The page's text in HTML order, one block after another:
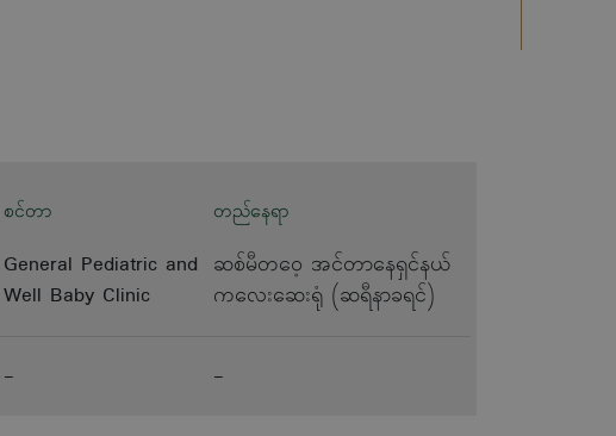
စင်တာ တည်နေရာ
General Pediatric and
Well Baby Clinic
ဆစ်မီတဝေ့ အင်တာနေရှင်နယ်
ကလေးဆေးရုံ (ဆရီနာခရင်)
- -